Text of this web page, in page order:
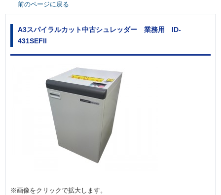
前のページに戻る
A3スパイラルカット中古シュレッダー 業務用 ID-
431SEFII
※画像をクリックで拡大します。